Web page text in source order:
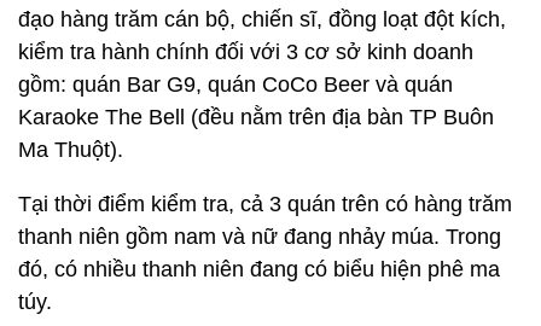
đạo hàng trăm cán bộ, chiến sĩ, đồng loạt đột kích,
kiểm tra hành chính đối với 3 cơ sở kinh doanh
gồm: quán Bar G9, quán CoCo Beer và quán
Karaoke The Bell (đều nằm trên địa bàn TP Buôn
Ma Thuột).
Tại thời điểm kiểm tra, cả 3 quán trên có hàng trăm
thanh niên gồm nam và nữ đang nhảy múa. Trong
đó, có nhiều thanh niên đang có biểu hiện phê ma
túy.